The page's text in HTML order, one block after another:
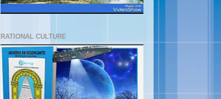
RATIONAL CULTURE